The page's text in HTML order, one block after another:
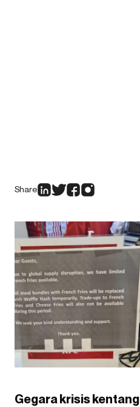
Share
Gegara krisis kentang